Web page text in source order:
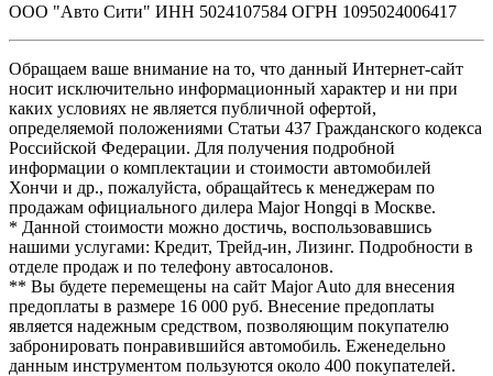
ООО "Авто Сити" ИНН 5024107584 ОГРН 1095024006417
Обращаем ваше внимание на то, что данный Интернет-сайт
носит исключительно информационный характер и ни при
каких условиях не является публичной офертой,
определяемой положениями Статьи 437 Гражданского кодекса
Российской Федерации. Для получения подробной
информации о комплектации и стоимости автомобилей
Хончи и др., пожалуйста, обращайтесь к менеджерам по
продажам официального дилера Major Hongqi в Москве.
* Данной стоимости можно достичь, воспользовавшись
нашими услугами: Кредит, Трейд-ин, Лизинг. Подробности в
отделе продаж и по телефону автосалонов.
** Вы будете перемещены на сайт Major Auto для внесения
предоплаты в размере 16 000 руб. Внесение предоплаты
является надежным средством, позволяющим покупателю
забронировать понравившийся автомобиль. Еженедельно
данным инструментом пользуются около 400 покупателей.